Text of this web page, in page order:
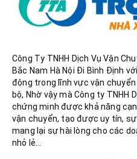
Công Ty TNHH Dịch Vụ Vận
Bắc Nam Hà Nội Đi Bình Định
động trong lĩnh vực vận
bộ, Nhờ vậy mà Công ty TNHH
chứng minh được khả năng
vận chuyển, tạo được uy tín,
mang lại sự hài lòng cho các
nhỏ lẻ…